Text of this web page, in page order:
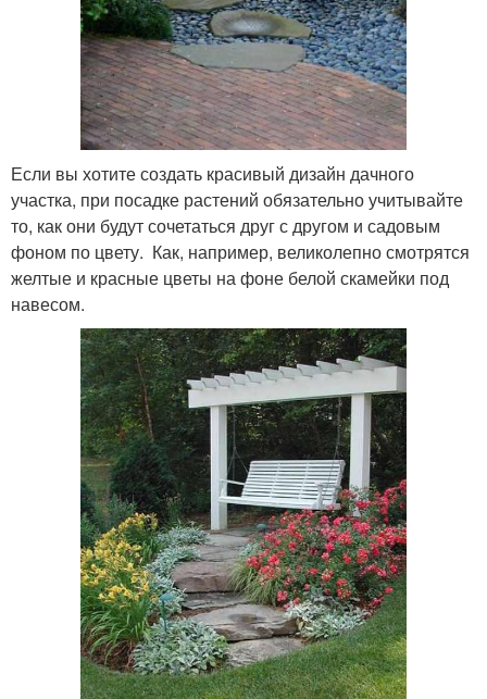
Если вы хотите создать красивый дизайн дачного
участка, при посадке растений обязательно учитывайте
то, как они будут сочетаться друг с другом и садовым
фоном по цвету. Как, например, великолепно смотрятся
желтые и красные цветы на фоне белой скамейки под
навесом.